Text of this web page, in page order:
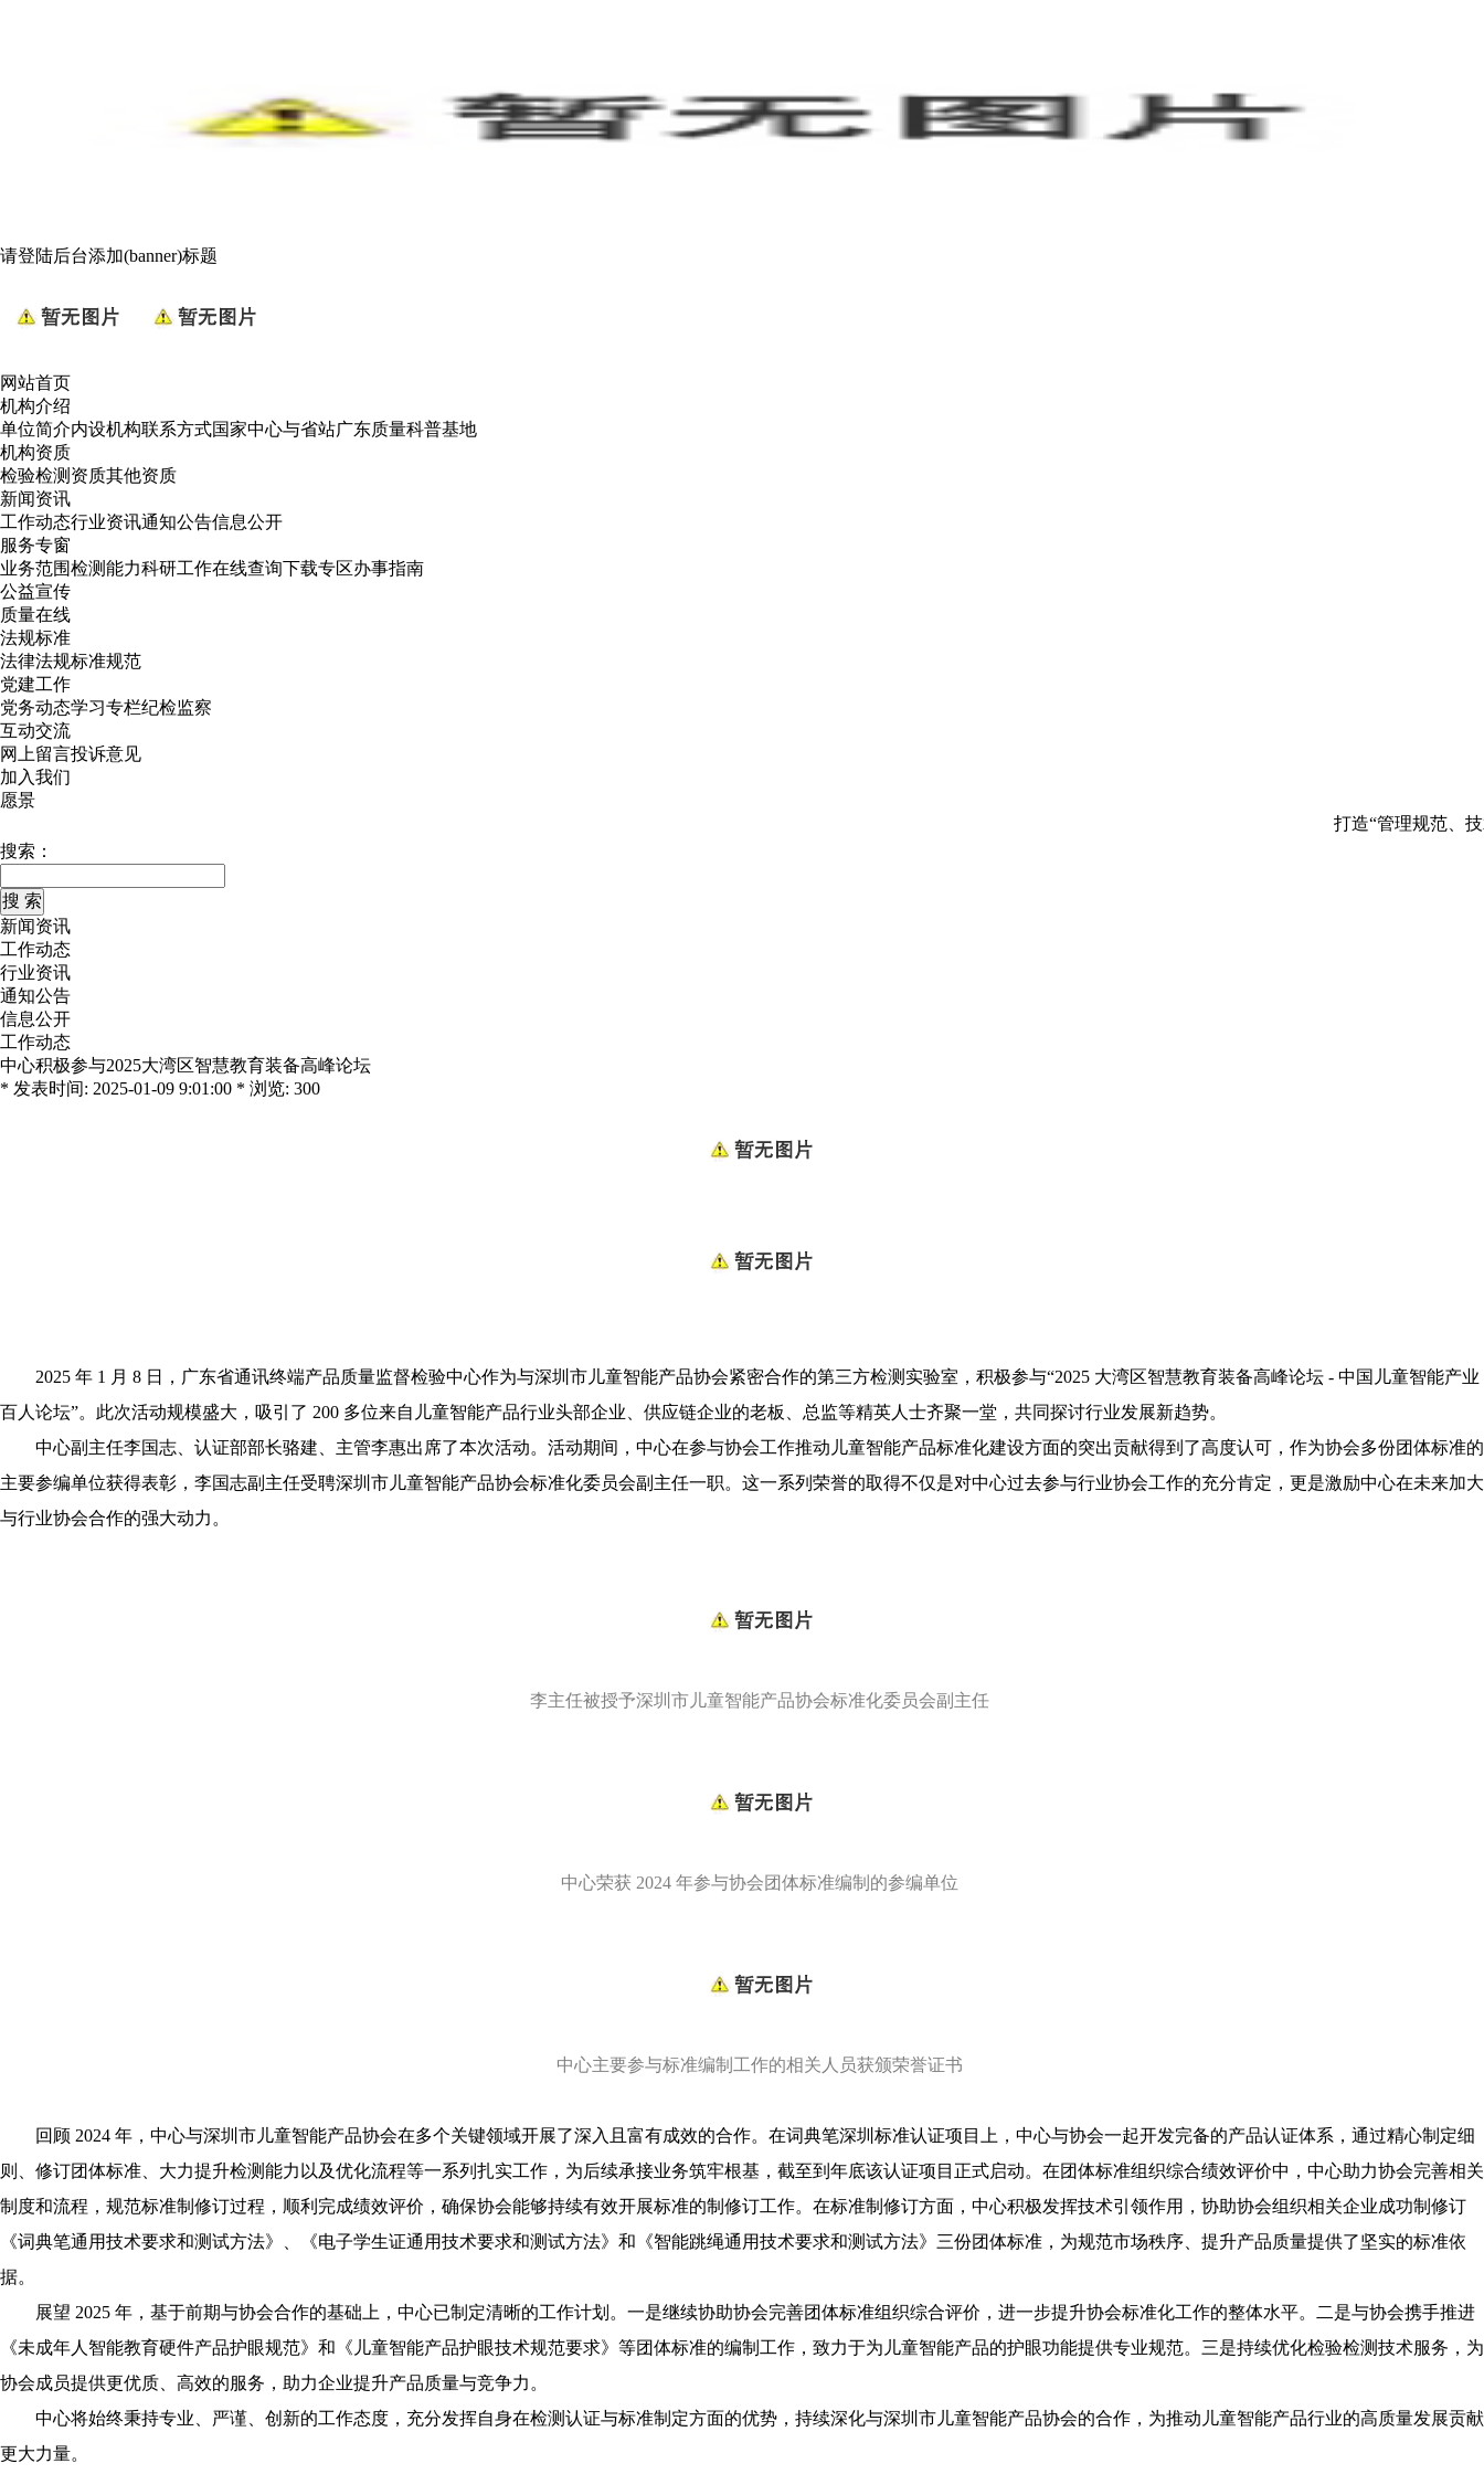
请登陆后台添加(banner)标题
网站首页
机构介绍
单位简介内设机构联系方式国家中心与省站广东质量科普基地
机构资质
检验检测资质其他资质
新闻资讯
工作动态行业资讯通知公告信息公开
服务专窗
业务范围检测能力科研工作在线查询下载专区办事指南
公益宣传
质量在线
法规标准
法律法规标准规范
党建工作
党务动态学习专栏纪检监察
互动交流
网上留言投诉意见
加入我们
愿景
打造“管理规范、
搜索：
新闻资讯
工作动态
行业资讯
通知公告
信息公开
工作动态
中心积极参与2025大湾区智慧教育装备高峰论坛
* 发表时间: 2025-01-09 9:01:00 * 浏览: 300
2025 年 1 月 8 日，广东省通讯终端产品质量监督检验中心作为与深圳市儿童智能产品协会紧密合作的第三方检测实验室，积极参与“2025 大湾区智慧教育装备高峰论坛 - 中国儿童智能产业
百人论坛”。此次活动规模盛大，吸引了 200 多位来自儿童智能产品行业头部企业、供应链企业的老板、总监等精英人士齐聚一堂，共同探讨行业发展新趋势。
中心副主任李国志、认证部部长骆建、主管李惠出席了本次活动。活动期间，中心在参与协会工作推动儿童智能产品标准化建设方面的突出贡献得到了高度认可，作为协会多份团体标准的
主要参编单位获得表彰，李国志副主任受聘深圳市儿童智能产品协会标准化委员会副主任一职。这一系列荣誉的取得不仅是对中心过去参与行业协会工作的充分肯定，更是激励中心在未来加大
与行业协会合作的强大动力。
李主任被授予深圳市儿童智能产品协会标准化委员会副主任
中心荣获 2024 年参与协会团体标准编制的参编单位
中心主要参与标准编制工作的相关人员获颁荣誉证书
回顾 2024 年，中心与深圳市儿童智能产品协会在多个关键领域开展了深入且富有成效的合作。在词典笔深圳标准认证项目上，中心与协会一起开发完备的产品认证体系，通过精心制定细
则、修订团体标准、大力提升检测能力以及优化流程等一系列扎实工作，为后续承接业务筑牢根基，截至到年底该认证项目正式启动。在团体标准组织综合绩效评价中，中心助力协会完善相关
制度和流程，规范标准制修订过程，顺利完成绩效评价，确保协会能够持续有效开展标准的制修订工作。在标准制修订方面，中心积极发挥技术引领作用，协助协会组织相关企业成功制修订
《词典笔通用技术要求和测试方法》、《电子学生证通用技术要求和测试方法》和《智能跳绳通用技术要求和测试方法》三份团体标准，为规范市场秩序、提升产品质量提供了坚实的标准依
据。
展望 2025 年，基于前期与协会合作的基础上，中心已制定清晰的工作计划。一是继续协助协会完善团体标准组织综合评价，进一步提升协会标准化工作的整体水平。二是与协会携手推进
《未成年人智能教育硬件产品护眼规范》和《儿童智能产品护眼技术规范要求》等团体标准的编制工作，致力于为儿童智能产品的护眼功能提供专业规范。三是持续优化检验检测技术服务，为
协会成员提供更优质、高效的服务，助力企业提升产品质量与竞争力。
中心将始终秉持专业、严谨、创新的工作态度，充分发挥自身在检测认证与标准制定方面的优势，持续深化与深圳市儿童智能产品协会的合作，为推动儿童智能产品行业的高质量发展贡献
更大力量。